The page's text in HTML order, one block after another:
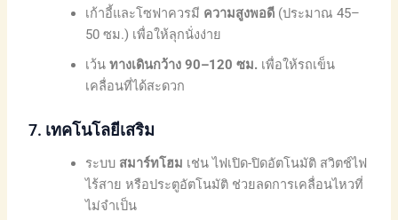
เก้าอี้และโซฟาควรมี ความสูงพอดี (ประมาณ 45–
50 ซม.) เพื่อให้ลุกนั่งง่าย
เว้นทางเดินกว้าง 90–120 ซม. เพื่อให้รถเข็น
เคลื่อนที่ได้สะดวก
7. เทคโนโลยีเสริม
ระบบ สมาร์ทโฮม เช่น ไฟเปิด-ปิดอัตโนมัติ สวิตช์ไฟ
ไร้สาย หรือประตูอัตโนมัติ ช่วยลดการเคลื่อนไหวที่
ไม่จำเป็น